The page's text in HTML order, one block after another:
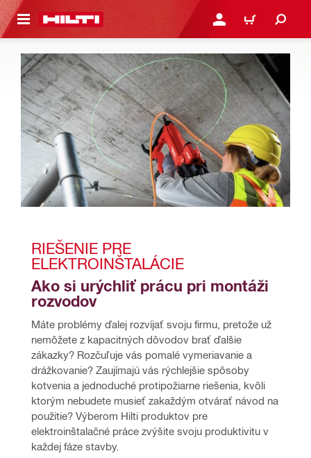
HLAVNÝ OBSAH PRIHLÁSIŤ ALEBO
KOŠÍK
RIEŠENIE PRE
ELEKTROINŠTALÁCIE
Ako si urýchliť prácu pri montáži
rozvodov
Máte problémy ďalej rozvíjať svoju firmu, pretože už
nemôžete z kapacitných dôvodov brať ďalšie
zákazky? Rozčuľuje vás pomalé vymeriavanie a
drážkovanie? Zaujímajú vás rýchlejšie spôsoby
kotvenia a jednoduché protipožiarne riešenia, kvôli
ktorým nebudete musieť zakaždým otvárať návod na
použitie? Výberom Hilti produktov pre
elektroinštalačné práce zvýšite svoju produktivitu v
každej fáze stavby.